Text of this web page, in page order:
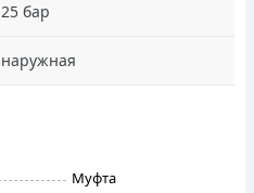
25 бар
наружная
Муфта